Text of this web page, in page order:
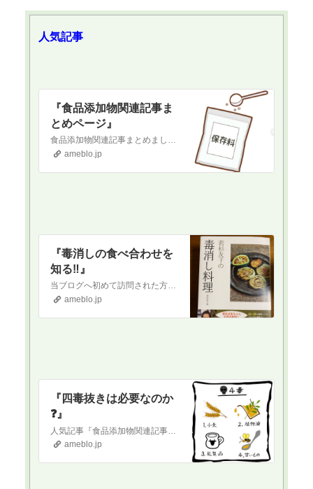
人気記事
『食品添加物関連記事ま
とめページ』
食品添加物関連記事まとめました‼️ 以下、貼り付けておきます。ご参考まで保存料と日持ち向上剤について『保存料と日持ち向上剤』デトックス&免疫力アップ関連記事『…
ameblo.jp
『毒消しの食べ合わせを
知る‼️』
当ブログへ初めて訪問された方へ当ブログは正しい食を通して健康になりたい！という方に向けて書いているブログです。古くから伝わる日本食を中心に、薬膳の知識なども織…
ameblo.jp
『四毒抜きは必要なのか
❓』
ameblo.jp